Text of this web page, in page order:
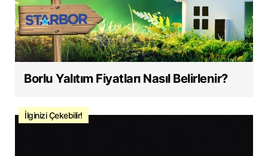
Borlu Yalıtım Fiyatları Nasıl Belirlenir?
İlginizi Çekebilir!